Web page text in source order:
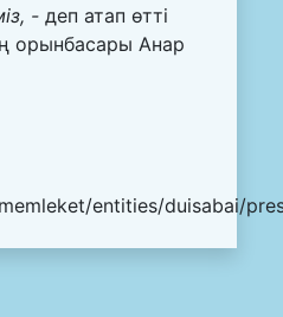
- деп атап өтті
орынбасары Анар
entities/duisabai/